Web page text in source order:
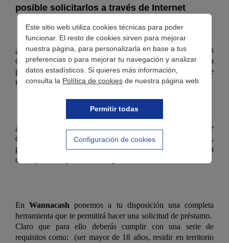
Este sitio web utiliza cookies técnicas para poder
funcionar. El resto de cookies sirven para mejorar
nuestra página, para personalizarla en base a tus
preferencias o para mejorar tu navegación y analizar
datos estadísticos. Si quieres más información,
consulta la Política de cookiesde nuestra página web.
Permitir todas
Configuración de cookies
posible solicitarlos a través de Internet
¿Por qué solicitarmini créditos urgentes online? Somos
conscientes de las necesidades puntuales que toda persona
puede tener en un momento dado. Y es ahí cuando se
necesita disponer de un dinero en efectivo en tiempo récord.
¿Pero qué pasa si ha ocurrido una urgencia y no se dispone
del dinero? No es necesario echarse las manos a la cabeza,
porque en la actualidad encontramos muchas alternativas para
conseguir
EnWannacash ponemos a tu disposición una completa
herramienta que te permitirá hacer una solicitud de préstamo.
Claro que para ello deberás cumplir con una serie de
requisitos como: (ser mayor de 18 años, residir en territorio